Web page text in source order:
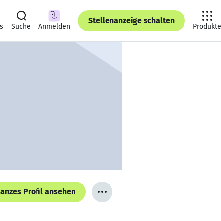
Suche Anmelden
Stellenanzeige schalten
Produkte
Profil ansehen